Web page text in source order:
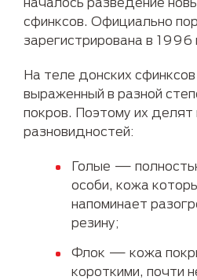
сфинксов. Официально
зарегистрирована в 1996
На теле донских
выраженный в разной
покров. Поэтому их делят
разновидностей:
Голые —
особи, кожа
напоминает
резину;
Флок — кожа
короткими, почти